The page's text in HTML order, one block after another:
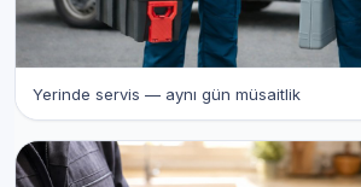
Yerinde servis — aynı gün müsaitlik